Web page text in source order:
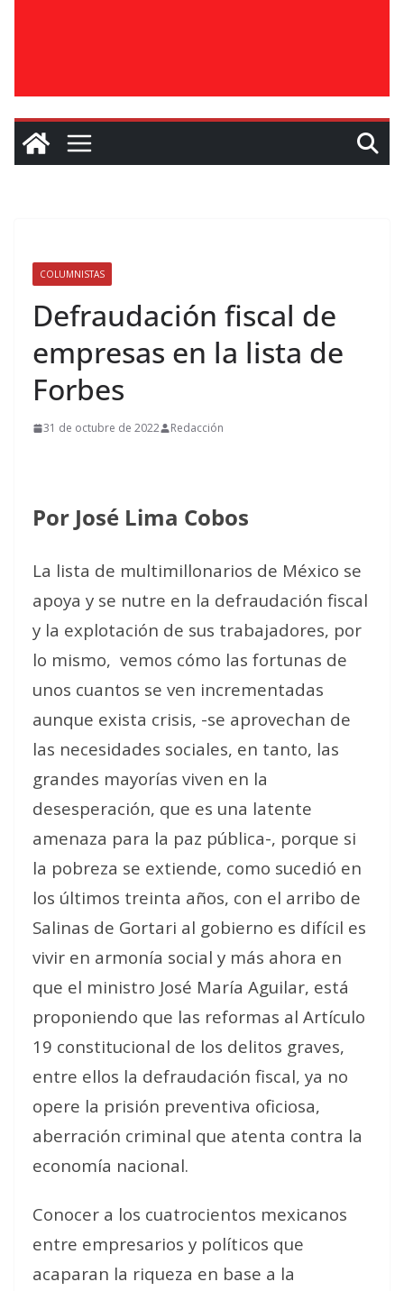
COLUMNISTAS
Defraudación fiscal de
empresas en la lista de
Forbes
31 de octubre de 2022 Redacción
Por José Lima Cobos
La lista de multimillonarios de México se
apoya y se nutre en la defraudación fiscal
y la explotación de sus trabajadores, por
lo mismo, vemos cómo las fortunas de
unos cuantos se ven incrementadas
aunque exista crisis, -se aprovechan de
las necesidades sociales, en tanto, las
grandes mayorías viven en la
desesperación, que es una latente
amenaza para la paz pública-, porque si
la pobreza se extiende, como sucedió en
los últimos treinta años, con el arribo de
Salinas de Gortari al gobierno es difícil es
vivir en armonía social y más ahora en
que el ministro José María Aguilar, está
proponiendo que las reformas al Artículo
19 constitucional de los delitos graves,
entre ellos la defraudación fiscal, ya no
opere la prisión preventiva oficiosa,
aberración criminal que atenta contra la
economía nacional.
Conocer a los cuatrocientos mexicanos
entre empresarios y políticos que
acaparan la riqueza en base a la